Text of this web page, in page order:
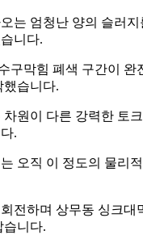
는 엄청난 양의 슬러지
니다.
구막힘 폐색 구간이 완
했습니다.
원이 다른 강력한 토
.
오직 이 정도의 물리
전하며 상무동 싱크대
습니다.